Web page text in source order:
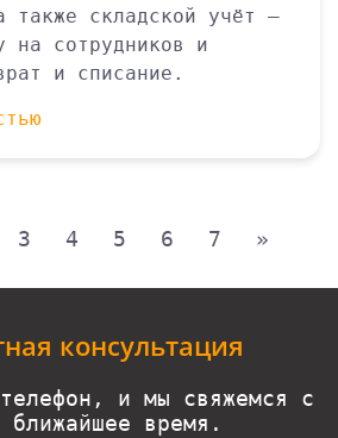
также складской учёт —
на сотрудников и
и списание.
3 4 5 6 7 »
консультация
и мы свяжемся с
ближайшее время.